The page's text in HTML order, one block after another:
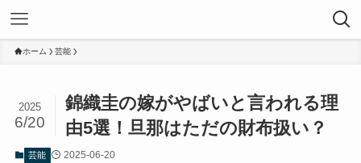
ホーム 芸能
錦織圭の嫁がやばいと言われる理
由5選！旦那はただの財布扱い？
2025
6/20
芸能 2025-06-20